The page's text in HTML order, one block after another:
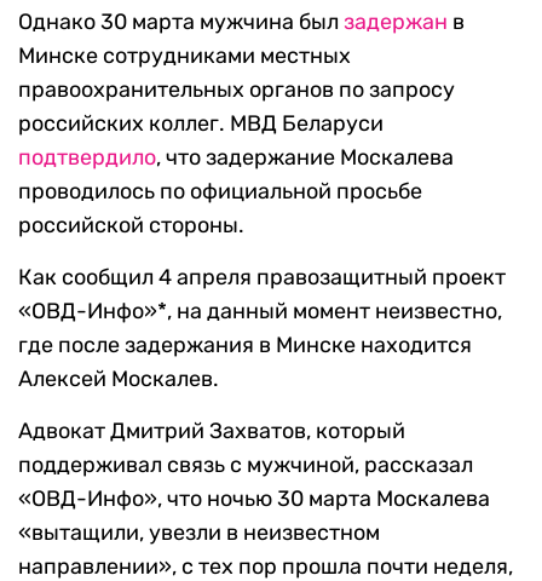
Однако 30 марта мужчина был задержан в
Минске сотрудниками местных
правоохранительных органов по запросу
российских коллег. МВД Беларуси
подтвердило, что задержание Москалева
проводилось по официальной просьбе
российской стороны.
Как сообщил 4 апреля правозащитный проект
«ОВД-Инфо»*, на данный момент неизвестно,
где после задержания в Минске находится
Алексей Москалев.
Адвокат Дмитрий Захватов, который
поддерживал связь с мужчиной, рассказал
«ОВД-Инфо», что ночью 30 марта Москалева
«вытащили, увезли в неизвестном
направлении», с тех пор прошла почти неделя,